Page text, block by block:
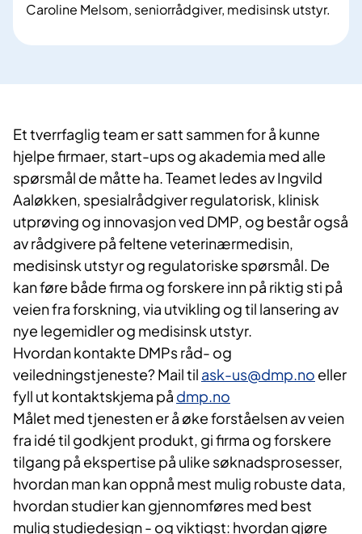
Caroline Melsom, seniorrådgiver, medisinsk utstyr.
Et tverrfaglig team er satt sammen for å kunne
hjelpe firmaer, start-ups og akademia med alle
spørsmål de måtte ha. Teamet ledes av Ingvild
Aaløkken, spesialrådgiver regulatorisk, klinisk
utprøving og innovasjon ved DMP, og består også
av rådgivere på feltene veterinærmedisin,
medisinsk utstyr og regulatoriske spørsmål. De
kan føre både firma og forskere inn på riktig sti på
veien fra forskning, via utvikling og til lansering av
nye legemidler og medisinsk utstyr.
Hvordan kontakte DMPs råd- og
veiledningstjeneste? Mail til ask-us@dmp.no eller
fyll ut kontaktskjema på dmp.no
Målet med tjenesten er å øke forståelsen av veien
fra idé til godkjent produkt, gi firma og forskere
tilgang på ekspertise på ulike søknadsprosesser,
hvordan man kan oppnå mest mulig robuste data,
hvordan studier kan gjennomføres med best
mulig studiedesign - og viktigst: hvordan gjøre